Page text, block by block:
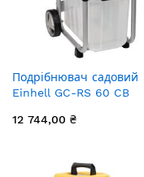
Подрібнювач садовий
Einhell GC-RS 60 CB
12 744,00 ₴